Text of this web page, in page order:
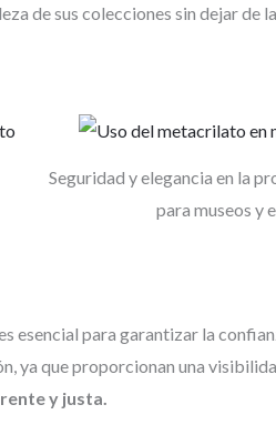
de sus colecciones sin dejar de
Seguridad y elegancia en la
para museos y
esencial para garantizar la
ya que proporcionan una
y justa.